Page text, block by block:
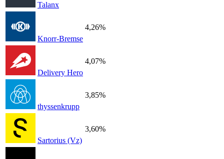
Talanx
Knorr-Bremse
4,26%
Delivery Hero
4,07%
thyssenkrupp
3,85%
Sartorius (Vz)
3,60%